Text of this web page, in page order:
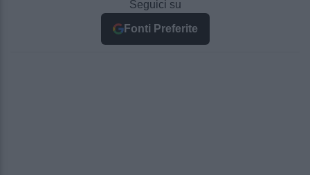
Seguici su
Fonti Preferite